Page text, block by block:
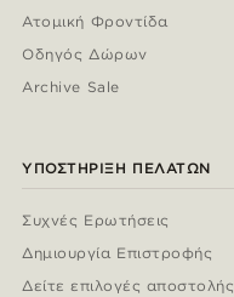
Ατομική Φροντίδα
Οδηγός Δώρων
Archive Sale
ΥΠΟΣΤΉΡΙΞΗ ΠΕΛΑΤΏΝ
Συχνές Ερωτήσεις
Δημιουργία Επιστροφής
Δείτε επιλογές αποστολής